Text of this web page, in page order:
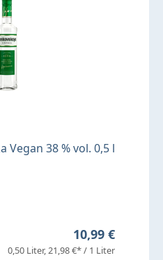
Vegan 38 % vol. 0,5 l
Regulärer
10,99 €
0,50 Liter 21,98 €* / 1 Liter